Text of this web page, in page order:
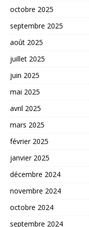
octobre 2025
septembre 2025
août 2025
juillet 2025
juin 2025
mai 2025
avril 2025
mars 2025
février 2025
janvier 2025
décembre 2024
novembre 2024
octobre 2024
septembre 2024